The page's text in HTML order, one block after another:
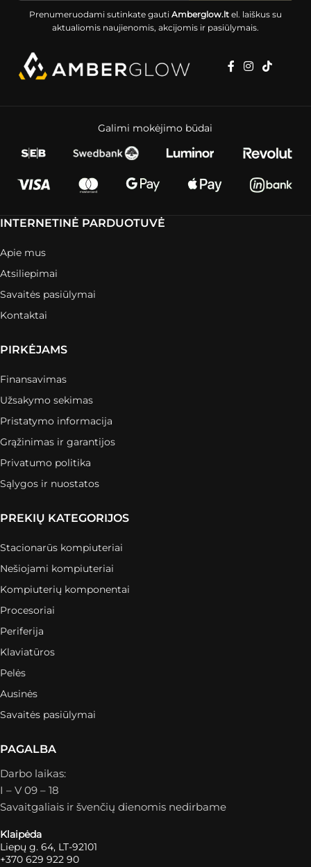
Prenumeruodami sutinkate gauti Amberglow.ltel. laiškus su
aktualiomis naujienomis, akcijomis ir pasiūlymais.
Galimi mokėjimo būdai
INTERNETINĖ PARDUOTUVĖ
Apie mus
Atsiliepimai
Savaitės pasiūlymai
Kontaktai
PIRKĖJAMS
Finansavimas
Užsakymo sekimas
Pristatymo informacija
Grąžinimas ir garantijos
Privatumo politika
Sąlygos ir nuostatos
PREKIŲ KATEGORIJOS
Stacionarūs kompiuteriai
Nešiojami kompiuteriai
Kompiuterių komponentai
Procesoriai
Periferija
Klaviatūros
Pelės
Ausinės
Savaitės pasiūlymai
PAGALBA
Darbo laikas:
I – V 09 – 18
Savaitgaliais ir švenčių dienomis nedirbame
Klaipėda
Liepų g. 64, LT-92101
+370 629 922 90